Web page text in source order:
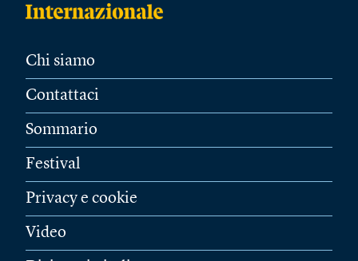
Chi siamo
Contattaci
Sommario
Festival
Privacy e cookie
Video